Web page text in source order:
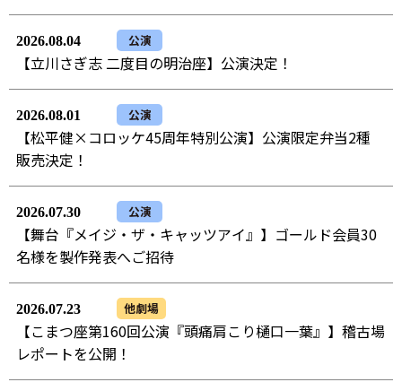
2026.08.04 公演
【立川さぎ志 二度目の明治座】公演決定！
2026.08.01 公演
【松平健×コロッケ45周年特別公演】公演限定弁当2種
販売決定！
2026.07.30 公演
【舞台『メイジ・ザ・キャッツアイ』】ゴールド会員30
名様を製作発表へご招待
2026.07.23 他劇場
【こまつ座第160回公演『頭痛肩こり樋口一葉』】稽古場
レポートを公開！